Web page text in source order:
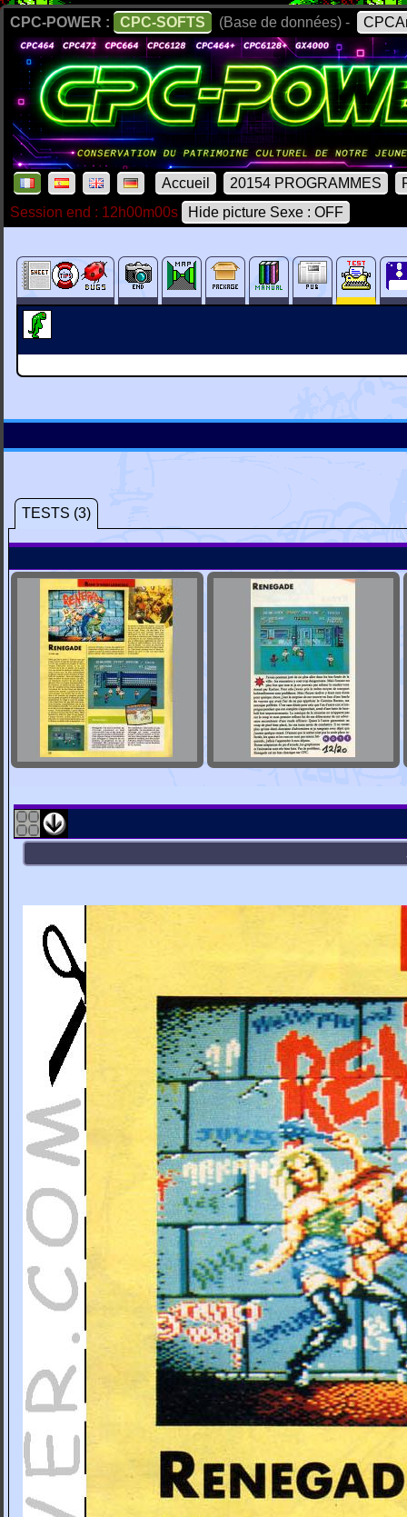
CPC-POWER : CPC-SOFTS (Base de données) -
Accueil 20154 PROGRAMMES
Session end : 12h00m00s
Hide picture Sexe : OFF
TESTS (3)